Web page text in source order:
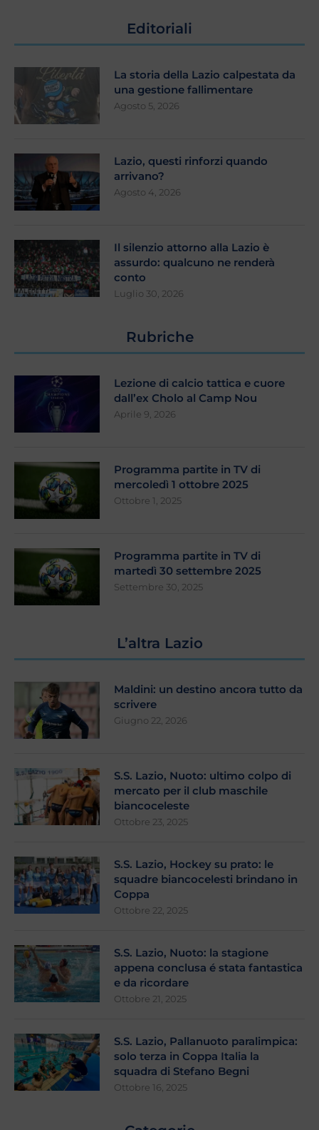
Editoriali
La storia della Lazio calpestata da
una gestione fallimentare
Agosto 5, 2026
Lazio, questi rinforzi quando
arrivano?
Agosto 4, 2026
Il silenzio attorno alla Lazio è
assurdo: qualcuno ne renderà
conto
Luglio 30, 2026
Rubriche
Lezione di calcio tattica e cuore
dall’ex Cholo al Camp Nou
Aprile 9, 2026
Programma partite in TV di
mercoledì 1 ottobre 2025
Ottobre 1, 2025
Programma partite in TV di
martedì 30 settembre 2025
Settembre 30, 2025
L’altra Lazio
Maldini: un destino ancora tutto da
scrivere
Giugno 22, 2026
S.S. Lazio, Nuoto: ultimo colpo di
mercato per il club maschile
biancoceleste
Ottobre 23, 2025
S.S. Lazio, Hockey su prato: le
squadre biancocelesti brindano in
Coppa
Ottobre 22, 2025
S.S. Lazio, Nuoto: la stagione
appena conclusa é stata fantastica
e da ricordare
Ottobre 21, 2025
S.S. Lazio, Pallanuoto paralimpica:
solo terza in Coppa Italia la
squadra di Stefano Begni
Ottobre 16, 2025